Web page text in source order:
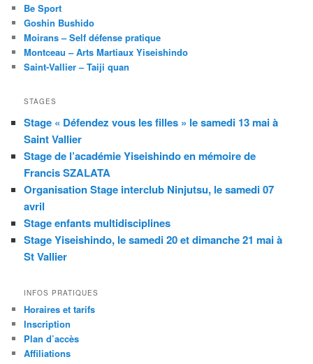
Be Sport
Goshin Bushido
Moirans – Self défense pratique
Montceau – Arts Martiaux Yiseishindo
Saint-Vallier – Taiji quan
STAGES
Stage « Défendez vous les filles » le samedi 13 mai à
Saint Vallier
Stage de l’académie Yiseishindo en mémoire de
Francis SZALATA
Organisation Stage interclub Ninjutsu, le samedi 07
avril
Stage enfants multidisciplines
Stage Yiseishindo, le samedi 20 et dimanche 21 mai à
St Vallier
INFOS PRATIQUES
Horaires et tarifs
Inscription
Plan d’accès
Affiliations